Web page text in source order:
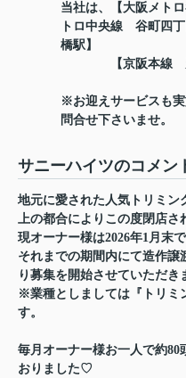
当社は、【大阪メト
トロ中央線 谷町四
橋駅】
【京阪本線 天満
※お迎えサービスも
問合せ下さいませ。
サニーハイツのコメン
地元に愛された人気トリミン
上の都合によりこの度閉店さ
現オーナー様は2026年1月末
それまでの期間内にて造作譲
り募集を開始させていただき
※業種としましては『トリミ
す。
毎月オーナー様お一人で約80
おりました♡